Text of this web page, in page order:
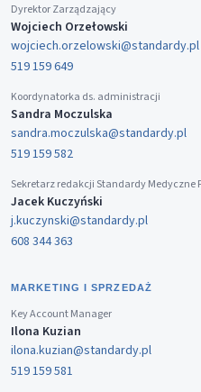
Dyrektor Zarządzający
Wojciech Orzełowski
wojciech.orzelowski@standardy.pl
519 159 649
Koordynatorka ds. administracji
Sandra Moczulska
sandra.moczulska@standardy.pl
519 159 582
Sekretarz redakcji Standardy Medyczne
Jacek Kuczyński
j.kuczynski@standardy.pl
608 344 363
MARKETING I SPRZEDAŻ
Key Account Manager
Ilona Kuzian
ilona.kuzian@standardy.pl
519 159 581